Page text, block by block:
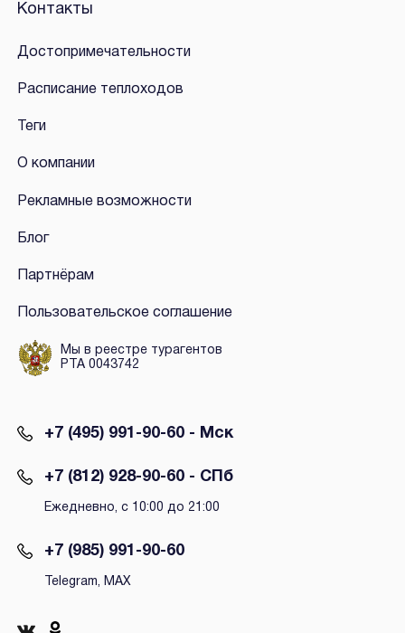
Контакты
Достопримечательности
Расписание теплоходов
Теги
О компании
Рекламные возможности
Блог
Партнёрам
Пользовательское соглашение
Мы в реестре турагентов
РТА 0043742
+7 (495) 991-90-60 - Мск
+7 (812) 928-90-60 - СПб
Ежедневно, с 10:00 до 21:00
+7 (985) 991-90-60
Telegram, MAX